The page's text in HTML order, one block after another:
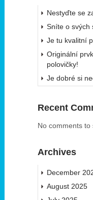
Nestyďte se
Sníte o svých
Je tu kvalitní
Originální
polovičky!
Je dobré si
Recent
No comments to
Archives
December
August 2025